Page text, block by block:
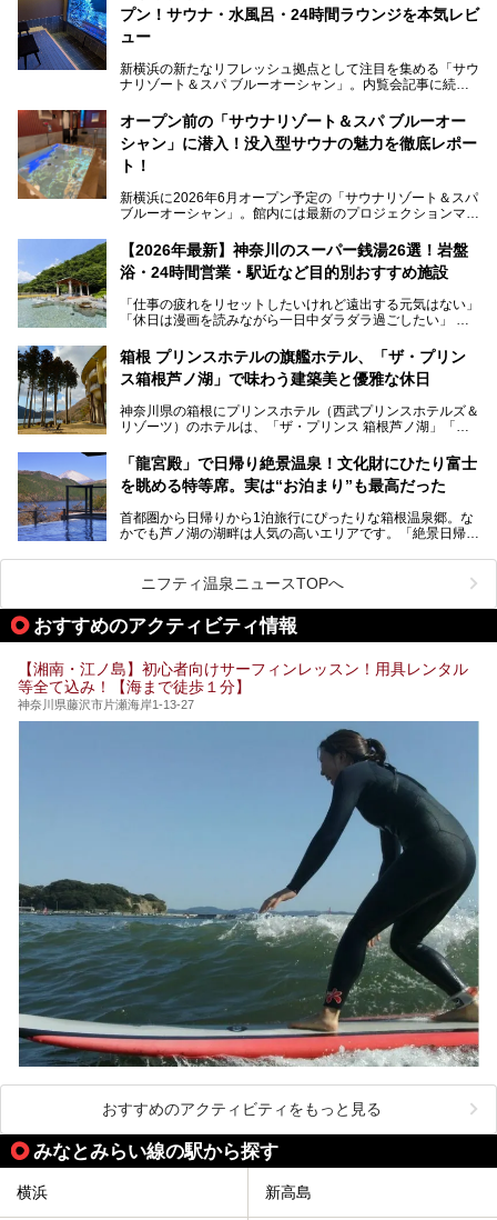
プン！サウナ・水風呂・24時間ラウンジを本気レビ
ュー
新横浜の新たなリフレッシュ拠点として注目を集める「サウ
ナリゾート＆スパ ブルーオーシャン」。内覧会記事に続
す。サウナや水風呂の気持ちよさはもちろん、リラックスス
ペースの過ごしやすさまで徹底チェック。新横浜エリアで日
常の疲れをリセットしたい人、ライブやスポーツ観戦遠征組
は必見です。
オープン前の「サウナリゾート＆スパ ブルーオー
シャン」に潜入！没入型サウナの魅力を徹底レポー
ト！
新横浜に2026年6月オープン予定の「サウナリゾート＆スパ
ブルーオーシャン」。館内には最新のプロジェクションマッ
的な“没入感（イマーシブ）”を体験できます。
今回は、そんな大注目の施設に一足先にお邪魔し、その全貌
を見学させていただきました！
サウナ室の中に咲き誇る桜、魚たちが泳ぐ水風呂、そしてバ
リのビーチを思わせる休憩スペース…。驚きの連続だった館
内の様子をレポートします！
【2026年最新】神奈川のスーパー銭湯26選！岩盤
浴・24時間営業・駅近など目的別おすすめ施設
「仕事の疲れをリセットしたいけれど遠出する元気はない」
「休日は漫画を読みながら一日中ダラダラ過ごしたい」
たい」
そんな「癒やされたい」という願いを叶えてくれるのが、神
神奈川県には、サウナや岩盤浴、一日中遊べるエンタメ施設
など、“非日常”を味わえるスーパー銭湯が数多く揃っていま
う」という人も多いはず。
そこで今回は、神奈川県内の人気施設26選を「安さ」「岩
業」「駅近」など、目的別に厳選して紹介します。
今の気分にぴったりの施設を見つけて、最高のリフレッシュ
箱根 プリンスホテルの旗艦ホテル、「ザ・プリン
ス箱根芦ノ湖」で味わう建築美と優雅な休日
神奈川県の箱根にプリンスホテル（西武プリンスホテルズ＆
リゾーツ）のホテルは、「ザ・プリンス 箱根芦ノ湖」「芦
「箱根仙石原プリンスホテル」と4軒あり、今回ご紹介する
「ザ・プリンス 箱根芦ノ湖」は、その中でもフラッグシッ
プ（旗艦）に位置づけられる特別なホテルです。
昭和の日本を代表する建築家の一人、村野藤吾が芦ノ湖の畔
に建てた桃源郷のようなホテルがここ。自家源泉の温泉や、
提供元：株式会社西武・プリンスホテルズワールドワイド
【PR】
この記事はザ・プリンス 箱根芦ノ湖のPR記事です。
「龍宮殿」で日帰り絶景温泉！文化財にひたり富士
を眺める特等席。実は“お泊まり”も最高だった
首都圏から日帰りから1泊旅行にぴったりな箱根温泉郷。な
かでも芦ノ湖の湖畔は人気の高いエリアです。「絶景日帰り
が楽しめるまさに眺望自慢の日帰り温泉。
そしてここは全24室の「箱根 芦ノ湖畔蛸川温泉 龍宮殿」と
して宿泊もできます。宿泊者は「龍宮殿本館」の営業時間に
加えて、朝6時からの宿泊者専用時間帯にも「龍宮殿本館」
のお風呂が利用できます。
今回は日帰り温泉としての「絶景日帰り温泉 龍宮殿本館
（以下、龍宮殿本館）」と、旅館としての「箱根 芦ノ湖畔
蛸川温泉 龍宮殿（以下、龍宮殿）」の両方の魅力をたっぷ
りお伝えします！
ここは箱根神社、九頭龍神社、白龍神社、箱根元宮と箱根の
4つの神社に囲まれたパワースポットです。
提供元：株式会社西武・プリンスホテルズワールドワイド
この記事は箱根 芦ノ湖畔蛸川温泉 龍宮殿のPR記事です。
ニフティ温泉ニュースTOPへ
おすすめのアクティビティ情報
【湘南・江ノ島】初心者向けサーフィンレッスン！用具レンタル
等全て込み！【海まで徒歩１分】
神奈川県藤沢市片瀬海岸1-13-27
おすすめのアクティビティをもっと見る
みなとみらい線の駅から探す
横浜 新高島